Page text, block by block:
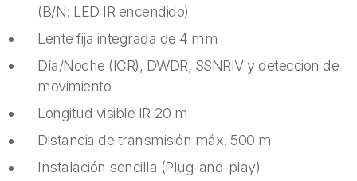
(B/N: LED IR encendido)
Lente fija integrada de 4 mm
Día/Noche (ICR), DWDR, SSNRIV y detección de
movimiento
Longitud visible IR 20 m
Distancia de transmisión máx. 500 m
Instalación sencilla (Plug-and-play)